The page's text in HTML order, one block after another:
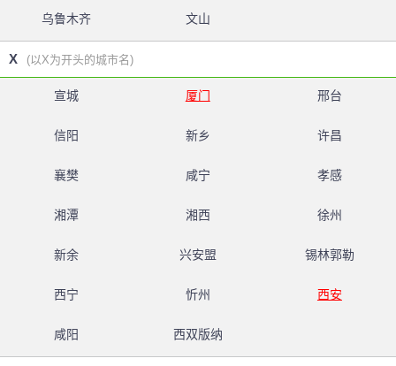
乌鲁木齐 文山
X (以X为开头的城市名)
宣城 厦门 邢台
信阳 新乡 许昌
襄樊 咸宁 孝感
湘潭 湘西 徐州
新余 兴安盟 锡林郭勒
西宁 忻州 西安
咸阳 西双版纳